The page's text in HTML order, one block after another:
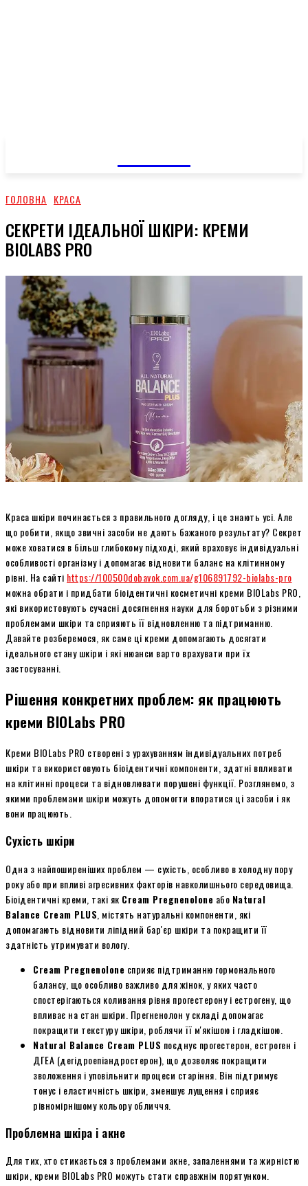
ГОЛОВНА КРАСА
СЕКРЕТИ ІДЕАЛЬНОЇ ШКІРИ: КРЕМИ
BIOLABS PRO
Краса шкіри починається з правильного догляду, і це знають усі. Але
що робити, якщо звичні засоби не дають бажаного результату? Секрет
може ховатися в більш глибокому підході, який враховує індивідуальні
особливості організму і допомагає відновити баланс на клітинному
рівні. На сайті https://100500dobavok.com.ua/g106891792-biolabs-pro
можна обрати і придбати біоідентичні косметичні креми BIOLabs PRO,
які використовують сучасні досягнення науки для боротьби з різними
проблемами шкіри та сприяють її відновленню та підтриманню.
Давайте розберемося, як саме ці креми допомагають досягати
ідеального стану шкіри і які нюанси варто врахувати при їх
застосуванні.
Рішення конкретних проблем: як працюють
креми BIOLabs PRO
Креми BIOLabs PRO створені з урахуванням індивідуальних потреб
шкіри та використовують біоідентичні компоненти, здатні впливати
на клітинні процеси та відновлювати порушені функції. Розглянемо, з
якими проблемами шкіри можуть допомогти впоратися ці засоби і як
вони працюють.
Сухість шкіри
Одна з найпоширеніших проблем — сухість, особливо в холодну пору
року або при впливі агресивних факторів навколишнього середовища.
Біоідентичні креми, такі як Cream Pregnenolone або Natural
Balance Cream PLUS , містять натуральні компоненти, які
допомагають відновити ліпідний бар'єр шкіри та покращити її
здатність утримувати вологу.
Cream Pregnenolone сприяє підтриманню гормонального
балансу, що особливо важливо для жінок, у яких часто
спостерігаються коливання рівня прогестерону і естрогену, що
впливає на стан шкіри. Прегненолон у складі допомагає
покращити текстуру шкіри, роблячи її м'якішою і гладкішою.
Natural Balance Cream PLUS поєднує прогестерон, естроген і
ДГЕА (дегідроепіандростерон), що дозволяє покращити
зволоження і уповільнити процеси старіння. Він підтримує
тонус і еластичність шкіри, зменшує лущення і сприяє
рівномірнішому кольору обличчя.
Проблемна шкіра і акне
Для тих, хто стикається з проблемами акне, запаленнями та жирністю
шкіри, креми BIOLabs PRO можуть стати справжнім порятунком.